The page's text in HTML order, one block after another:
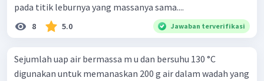
pada titik leburnya yang massanya sama....
8 5.0 Jawaban terverifikasi
Sejumlah uap air bermassa m u dan bersuhu 130 °C
digunakan untuk memanaskan 200 g air dalam wadah yang